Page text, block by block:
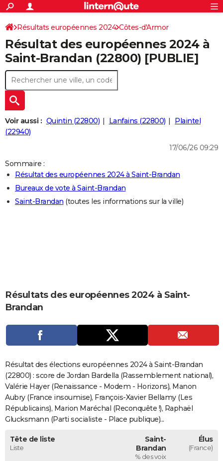
ACTUALITÉS
Politique
Société
Faits Divers
Education
Monde
Villes
+
SPORT
Coupe du monde 2026
Football
Tennis
Cyclisme
Rugby
Forum
CULTURE
Programme TV
TNT
Streaming
Cinéma
Sorties cinéma
Musique
+
FINANCE
Retraite
Impôts
Epargne
Immobilier
Risques naturels par ville
Banque
Assurance
Crédit
AUTO
Essais
Réserver un essai
Citadines
Berlines
SUV
Forum auto
+
HIGH-TECH
Mobiles
Meilleur smartphone
Internet
Ordinateurs
Jeux vidéo
Guide high-tech
+
BRICOLAGE
Guides de France
Escapades
Patrimoine
Expositions
Musées
Week-end nature
LIFESTYLE
Art de vivre
Bien-être
Loisirs
Mode
Modes de vie
CARTE DE VOEUX
Carte de Noël
Carte Bonne année
Carte Saint-Valentin
Carte Pâques
Carte d'anniversaire
Dictionnaire
Biographies
Expressions
Proverbes
PROGRAMME TV
S'inscrire
Se connecter
Lycées
Collèges
Primaires
Universités
Entreprises
Service militaire
Avis de recherche
AVIS DE DÉCÈS
FORUM
Bricolage
Lifestyle
Culture
SportAuto
Television
Voyage
Cinema
S'inscrire
Connexion
Résultats européennes 2024 Côtes-d'Armor
Résultat des européennes 2024 à
Saint-Brandan (22800) [PUBLIE]
Voir aussi : Quintin (22800) Lanfains (22800)
Plaintel
(22940)
17/06/26 09:29
Sommaire :
Résultat des européennes 2024 à Saint-Brandan
Bureaux de vote à Saint-Brandan
Saint-Brandan (toutes les informations sur la ville)
Résultats des européennes 2024 à Saint-
Brandan
Résultat des élections européennes 2024 à Saint-Brandan
(22800) : score de Jordan Bardella (Rassemblement national),
Valérie Hayer (Renaissance - Modem - Horizons), Manon
Aubry (France insoumise), François-Xavier Bellamy (Les
Républicains), Marion Maréchal (Reconquête !), Raphaël
Glucksmann (Parti socialiste - Place publique)...
Tête de liste
Liste
Saint-
Brandan
% des voix
Élus
(France)